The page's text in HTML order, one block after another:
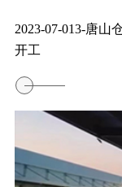
2023-07-013-唐山
开工